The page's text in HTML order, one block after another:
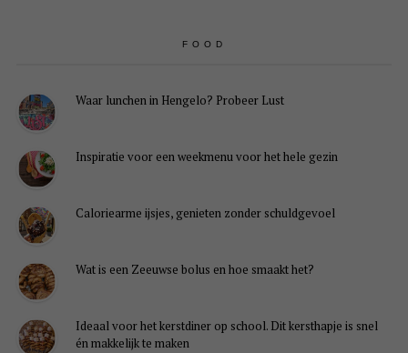
FOOD
Waar lunchen in Hengelo? Probeer Lust
Inspiratie voor een weekmenu voor het hele gezin
Caloriearme ijsjes, genieten zonder schuldgevoel
Wat is een Zeeuwse bolus en hoe smaakt het?
Ideaal voor het kerstdiner op school. Dit kersthapje is snel
én makkelijk te maken